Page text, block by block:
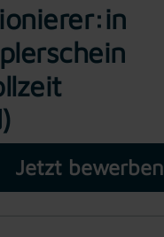
Jetzt bewerben